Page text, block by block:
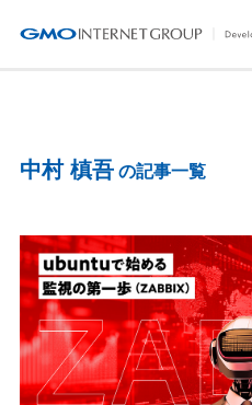
中村 槙吾の記事一覧